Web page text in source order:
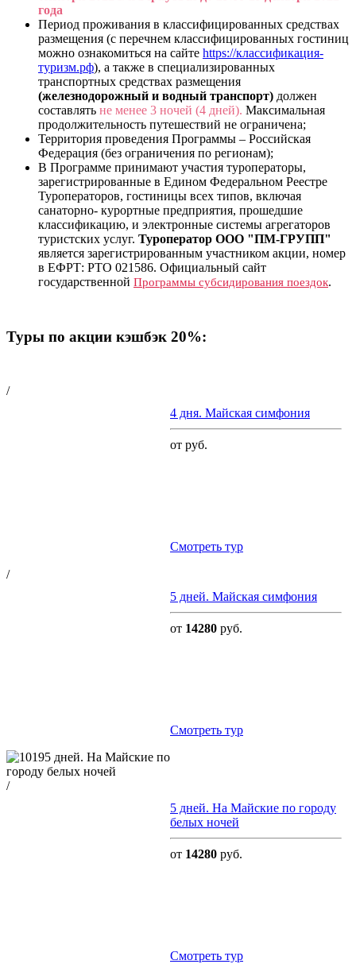
года
Период проживания в классифицированных средствах
размещения (с перечнем классифицированных гостиниц
можно ознакомиться на сайте https://классификация-
туризм.рф), а также в специализированных
транспортных средствах размещения
(железнодорожный и водный транспорт) должен
составлять не менее 3 ночей (4 дней). Максимальная
продолжительность путешествий не ограничена;
Территория проведения Программы – Российская
Федерация (без ограничения по регионам);
В Программе принимают участия туроператоры,
зарегистрированные в Едином Федеральном Реестре
Туроператоров, гостиницы всех типов, включая
санаторно- курортные предприятия, прошедшие
классификацию, и электронные системы агрегаторов
туристских услуг. Туроператор ООО "ПМ-ГРУПП"
является зарегистрированным участником акции, номер
в ЕФРТ: РТО 021586. Официальный сайт
государственной Программы субсидирования поездок.
Туры по акции кэшбэк 20%:
/
4 дня. Майская симфония
от руб.
Cмотреть тур
/
5 дней. Майская симфония
от 14280 руб.
Cмотреть тур
/
5 дней. На Майские по городу
белых ночей
от 14280 руб.
Cмотреть тур